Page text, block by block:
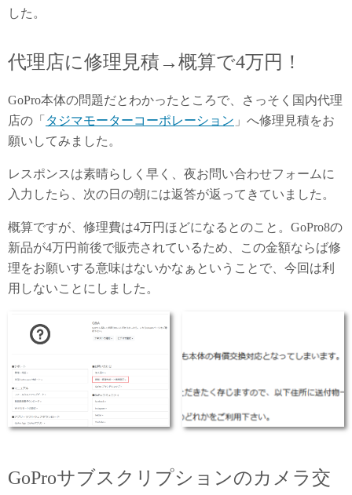
した。
代理店に修理見積→概算で4万円！
GoPro本体の問題だとわかったところで、さっそく国内代理
店の「 タジマモーターコーポレーション 」へ修理見積をお
願いしてみました。
レスポンスは素晴らしく早く、夜お問い合わせフォームに
入力したら、次の日の朝には返答が返ってきていました。
概算ですが、修理費は4万円ほどになるとのこと。GoPro8の
新品が4万円前後で販売されているため、この金額ならば修
理をお願いする意味はないかなぁということで、今回は利
用しないことにしました。
GoProサブスクリプションのカメラ交